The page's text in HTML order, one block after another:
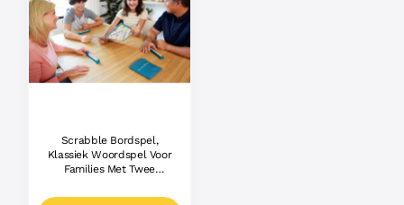
Scrabble Bordspel,
Klassiek Woordspel Voor
Families Met Twee
Voor 2-4 Spelers,